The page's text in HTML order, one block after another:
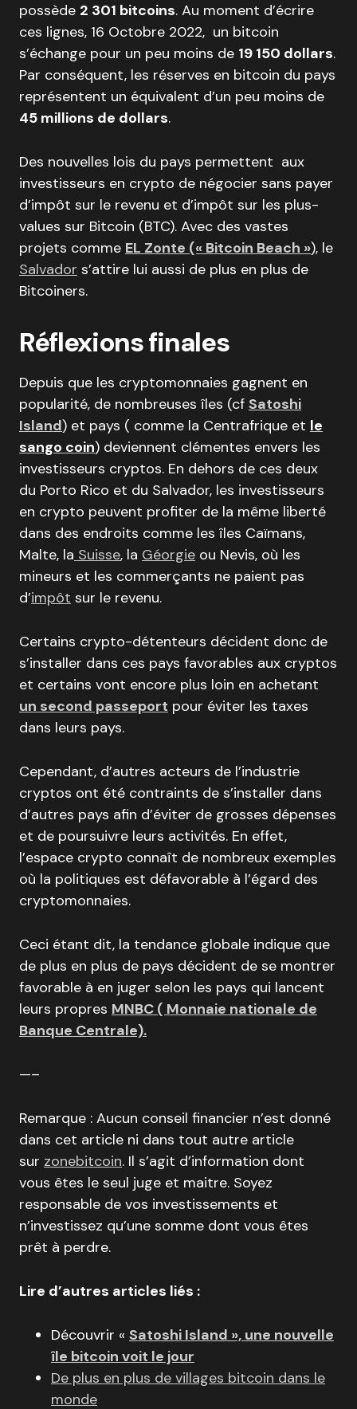
possède 2 301 bitcoins. Au moment d’écrire
ces lignes, 16 Octobre 2022, un bitcoin
s’échange pour un peu moins de 19 150 dollars.
Par conséquent, les réserves en bitcoin du pays
représentent un équivalent d’un peu moins de
45 millions de dollars.
Des nouvelles lois du pays permettent aux
investisseurs en crypto de négocier sans payer
d’impôt sur le revenu et d’impôt sur les plus-
values ​​sur Bitcoin (BTC). Avec des vastes
projets comme EL Zonte (« Bitcoin Beach »), le
Salvador s’attire lui aussi de plus en plus de
Bitcoiners.
Réflexions finales
Depuis que les cryptomonnaies gagnent en
popularité, de nombreuses îles (cf Satoshi
Island) et pays ( comme la Centrafrique et le
sango coin) deviennent clémentes envers les
investisseurs cryptos. En dehors de ces deux
du Porto Rico et du Salvador, les investisseurs
en crypto peuvent profiter de la même liberté
dans des endroits comme les îles Caïmans,
Malte, la Suisse, la Géorgie ou Nevis, où les
mineurs et les commerçants ne paient pas
d’impôt sur le revenu.
Certains crypto-détenteurs décident donc de
s’installer dans ces pays favorables aux cryptos
et certains vont encore plus loin en achetant
un second passeport pour éviter les taxes
dans leurs pays.
Cependant, d’autres acteurs de l’industrie
cryptos ont été contraints de s’installer dans
d’autres pays afin d’éviter de grosses dépenses
et de poursuivre leurs activités. En effet,
l’espace crypto connaît de nombreux exemples
où la politiques est défavorable à l’égard des
cryptomonnaies.
Ceci étant dit, la tendance globale indique que
de plus en plus de pays décident de se montrer
favorable à en juger selon les pays qui lancent
leurs propres MNBC ( Monnaie nationale de
Banque Centrale).
—–
Remarque : Aucun conseil financier n’est donné
dans cet article ni dans tout autre article
sur zonebitcoin. Il s’agit d’information dont
vous êtes le seul juge et maitre. Soyez
responsable de vos investissements et
n’investissez qu’une somme dont vous êtes
prêt à perdre.
Lire d’autres articles liés :
Découvrir « Satoshi Island », une nouvelle
île bitcoin voit le jour
De plus en plus de villages bitcoin dans le
monde